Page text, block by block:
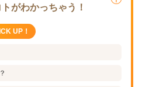
がわかっちゃう！
UP！